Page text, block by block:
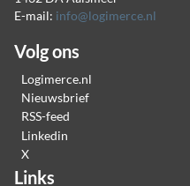
E-mail: info@logimerce.nl
Volg ons
Logimerce.nl
Nieuwsbrief
RSS-feed
Linkedin
X
Links